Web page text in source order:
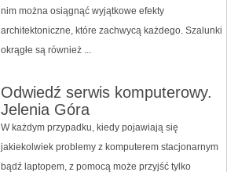
nim można osiągnąć wyjątkowe efekty
architektoniczne, które zachwycą każdego. Szalunki
okrągłe są również ...
Odwiedź serwis komputerowy.
Jelenia Góra
W każdym przypadku, kiedy pojawiają się
jakiekolwiek problemy z komputerem stacjonarnym
bądź laptopem, z pomocą może przyjść tylko